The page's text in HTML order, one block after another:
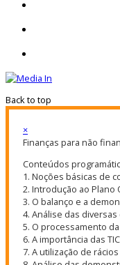
Back to top
×
Finanças para não
Conteúdos
1. Noções básicas de
2. Introdução ao Plano
3. O balanço e a
4. Análise das diversas
5. O processamento
6. A importância das
7. A utilização de